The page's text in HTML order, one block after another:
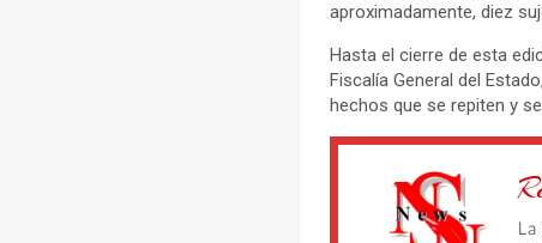
aproximadamente, diez
Hasta el cierre de esta
Fiscalía General del
hechos que se repiten y
La